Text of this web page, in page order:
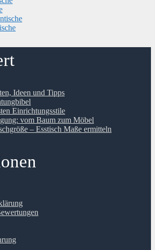
Ideen und Tipps
Einrichtungsstile
vom Baum zum Möbel
– Esstisch Maße ermitteln